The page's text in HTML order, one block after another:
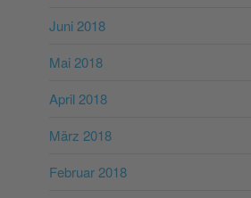
Juni 2018
Mai 2018
April 2018
März 2018
Februar 2018